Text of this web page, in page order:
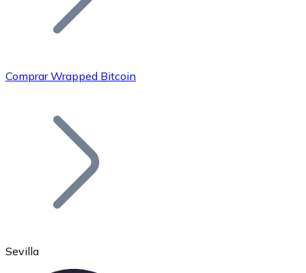
Bitcoin
Comprar Wrapped Bitcoin
Sevilla